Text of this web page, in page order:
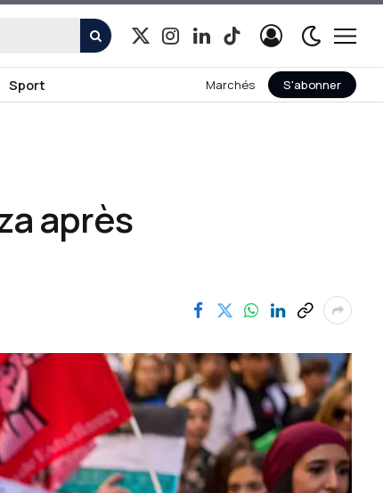
X
Instagram
LinkedInTikTok
Sport Marchés S'abonner
après